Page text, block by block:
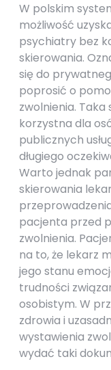
W polskim
możliwość
psychiatry bez
skierowania.
się do
poprosić o
zwolnienia.
korzystna dla
publicznych
długiego
Warto jednak
skierowania
pacjenta przed
zwolnienia.
na to, że lekarz
jego stanu
trudności
osobistym. W
zdrowia i
wystawienia
wydać taki